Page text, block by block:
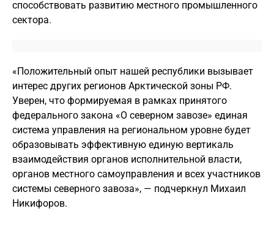
способствовать развитию местного промышленного
сектора.
«Положительный опыт нашей республики вызывает
интерес других регионов Арктической зоны РФ.
Уверен, что формируемая в рамках принятого
федерального закона «О северном завозе» единая
система управления на региональном уровне будет
образовывать эффективную единую вертикаль
взаимодействия органов исполнительной власти,
органов местного самоуправления и всех участников
системы северного завоза», — подчеркнул Михаил
Никифоров.